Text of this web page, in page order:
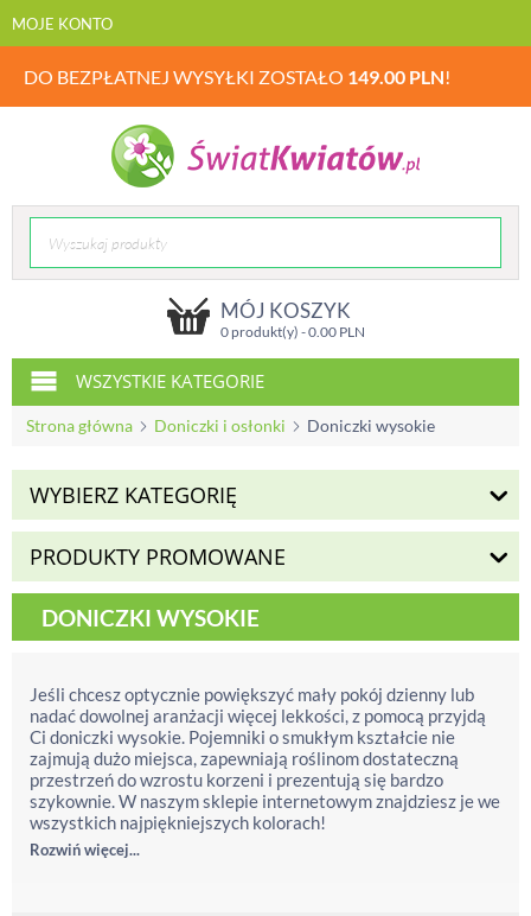
MOJE KONTO
DO BEZPŁATNEJ WYSYŁKI ZOSTAŁO 149.00 PLN!
MÓJ KOSZYK
0 produkt(y) -0.00PLN
WSZYSTKIE KATEGORIE
Strona główna Doniczki i osłonki Doniczki wysokie
WYBIERZ KATEGORIĘ
PRODUKTY PROMOWANE
DONICZKI WYSOKIE
Jeśli chcesz optycznie powiększyć mały pokój dzienny lub
nadać dowolnej aranżacji więcej lekkości, z pomocą przyjdą
Ci doniczki wysokie. Pojemniki o smukłym kształcie nie
zajmują dużo miejsca, zapewniają roślinom dostateczną
przestrzeń do wzrostu korzeni i prezentują się bardzo
szykownie. W naszym sklepie internetowym znajdziesz je we
wszystkich najpiękniejszych kolorach!
Rozwiń więcej...